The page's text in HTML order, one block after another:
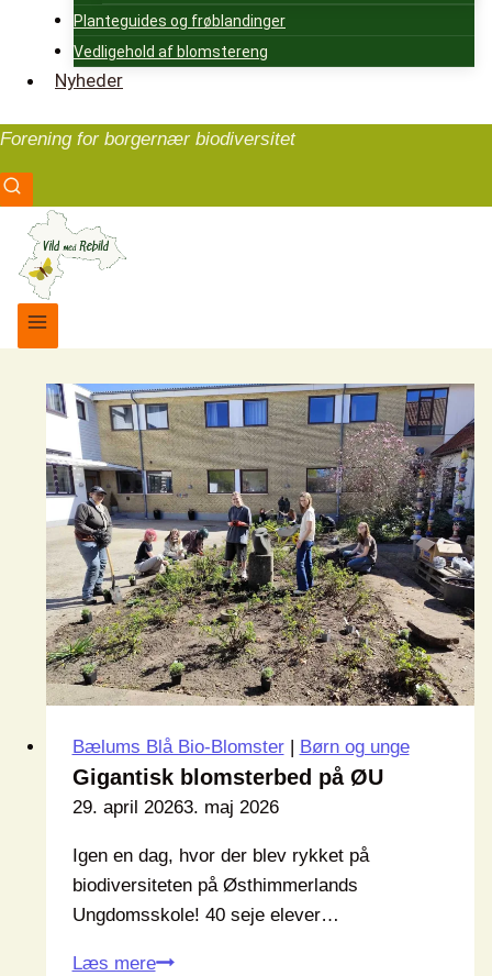
Planteguides og frøblandinger
Vedligehold af blomstereng
Nyheder
Forening for borgernær biodiversitet
Bælums Blå Bio-Blomster| Børn og unge
Gigantisk blomsterbed på ØU
29. april 20263. maj 2026
Igen en dag, hvor der blev rykket på
biodiversiteten på Østhimmerlands
Ungdomsskole! 40 seje elever…
Læs mereGigantisk